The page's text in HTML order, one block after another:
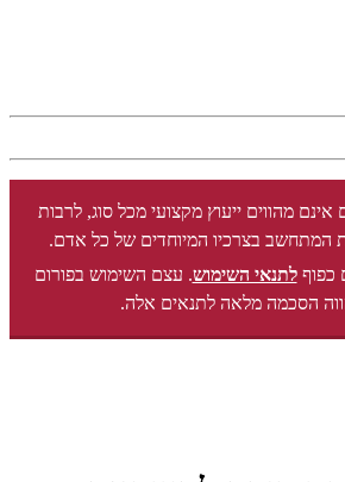
אינם מהווים ייעוץ מקצועי מכל סוג, לרבות
המתחשב בצרכיו המיוחדים של כל אדם.
כפוףלתנאי השימוש. עצם השימוש בפורום
הסכמה מלאה לתנאים אלה.